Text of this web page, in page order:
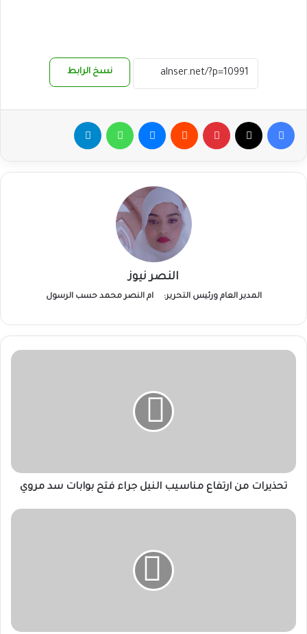
نسخ الرابط
فيسبوك بينتيريست ماسنجر واتساب
النصر نيوز
المدير العام ورئيس التحرير: ام النصر محمد حسب الرسول
تحذيرات
سد
مروي
تحذيرات من ارتفاع مناسيب النيل جراء فتح بوابات سد مروي
المليشيا